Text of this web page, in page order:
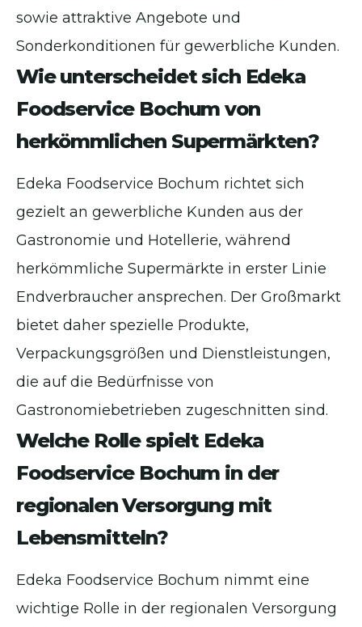
sowie attraktive Angebote und
Sonderkonditionen für gewerbliche Kunden.
Wie unterscheidet sich Edeka
Foodservice Bochum von
herkömmlichen Supermärkten?
Edeka Foodservice Bochum richtet sich
gezielt an gewerbliche Kunden aus der
Gastronomie und Hotellerie, während
herkömmliche Supermärkte in erster Linie
Endverbraucher ansprechen. Der Großmarkt
bietet daher spezielle Produkte,
Verpackungsgrößen und Dienstleistungen,
die auf die Bedürfnisse von
Gastronomiebetrieben zugeschnitten sind.
Welche Rolle spielt Edeka
Foodservice Bochum in der
regionalen Versorgung mit
Lebensmitteln?
Edeka Foodservice Bochum nimmt eine
wichtige Rolle in der regionalen Versorgung